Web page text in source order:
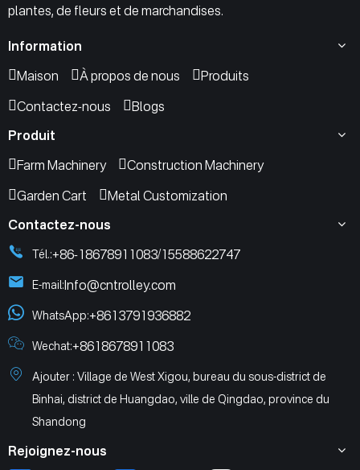
plantes, de fleurs et de marchandises.
Information
Maison
À propos de nous
Produits
Contactez-nous
Blogs
Produit
Farm Machinery
Construction Machinery
Garden Cart
Metal Customization
Contactez-nous
Tél.:+86-18678911083/15588622747
E-mail:Info@cntrolley.com
WhatsApp:+8613791936882
Wechat:+8618678911083
Ajouter : Village de West Xigou, bureau du sous-district de
Binhai, district de Huangdao, ville de Qingdao, province du
Shandong
Rejoignez-nous